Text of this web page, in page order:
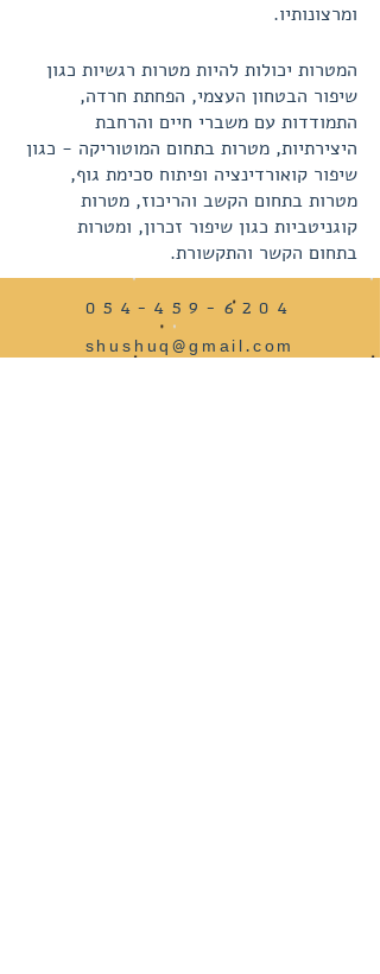
ומרצונותיו.
המטרות יכולות להיות מטרות רגשיות כגון
שיפור הבטחון העצמי, הפחתת חרדה,
התמודדות עם משברי חיים והרחבת
היצירתיות, מטרות בתחום המוטוריקה - כגון
שיפור קואורדינציה ופיתוח סכימת גוף,
מטרות בתחום הקשב והריכוז, מטרות
קוגניטביות כגון שיפור זכרון, ומטרות
בתחום הקשר והתקשורת.
054-459-6204
shushuq@gmail.com